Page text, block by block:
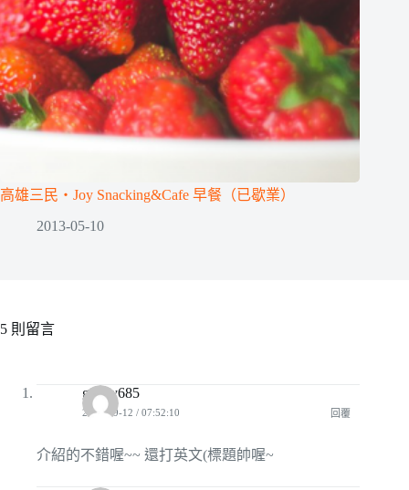
高雄三民‧Joy Snacking&Cafe 早餐（已歇業）
2013-05-10
5 則留言
genny685
2010-09-12 / 07:52:10 回覆
介紹的不錯喔~~ 還打英文(標題帥喔~